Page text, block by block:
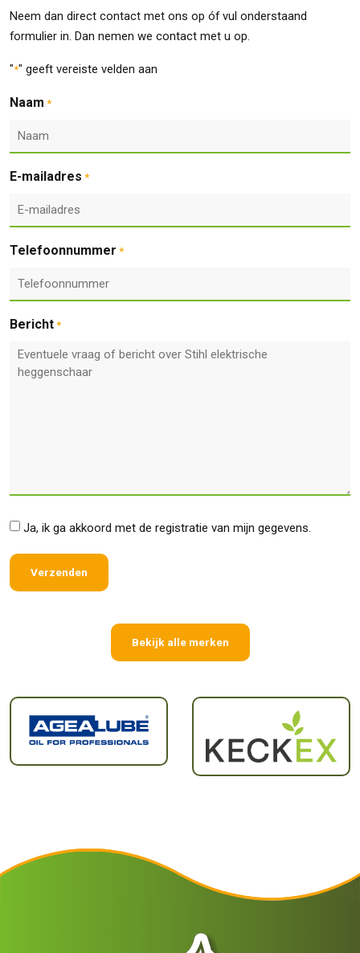
Neem dan direct contact met ons op óf vul onderstaand
formulier in. Dan nemen we contact met u op.
"*" geeft vereiste velden aan
Naam *
E-mailadres *
Telefoonnummer *
Bericht *
* Ja, ik ga akkoord met de registratie van mijn gegevens.
Bekijk alle merken